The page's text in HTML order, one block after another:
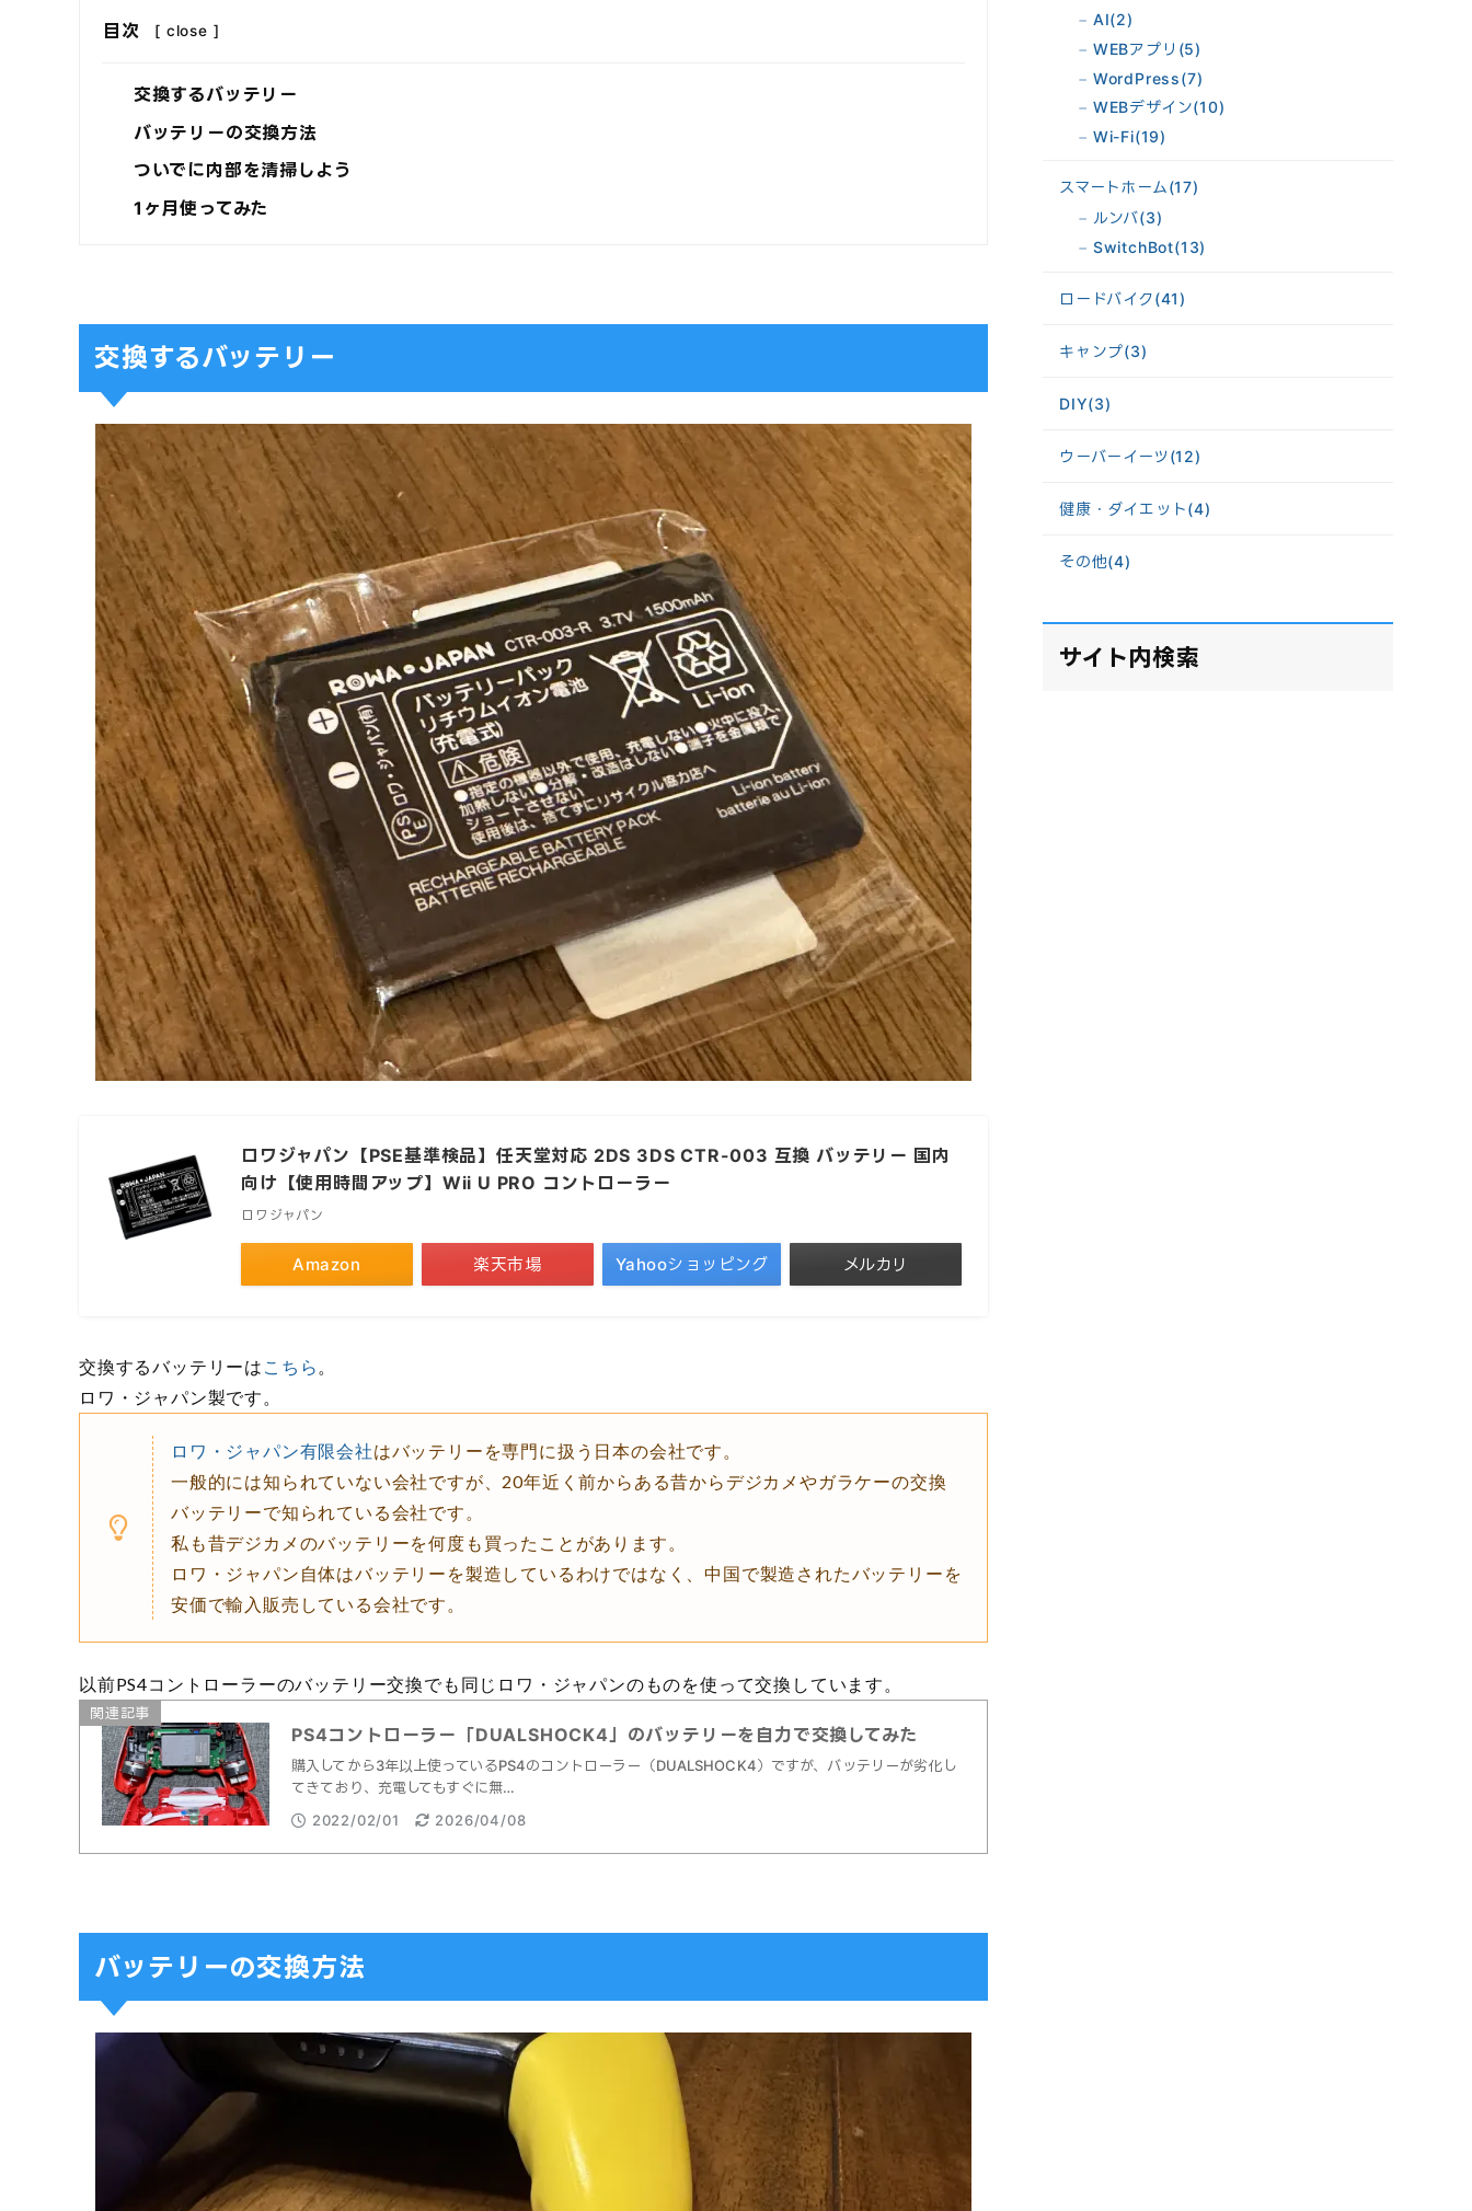
目次 [ close ]
交換するバッテリー
バッテリーの交換方法
ついでに内部を清掃しよう
1ヶ月使ってみた
交換するバッテリー
ロワジャパン【PSE基準検品】任天堂対応 2DS 3DS CTR-003 互換 バッテリー 国内
向け【使用時間アップ】Wii U PRO コントローラー
ロワジャパン
Amazon 楽天市場 Yahooショッピング メルカリ
交換するバッテリーは こちら
ロワ・ジャパン製です。
ロワ・ジャパン有限会社はバッテリーを専門に扱う日本の会社です。
一般的には知られていない会社ですが、20年近く前からある昔からデジカメやガラケーの交換
バッテリーで知られている会社です。
私も昔デジカメのバッテリーを何度も買ったことがあります。
ロワ・ジャパン自体はバッテリーを製造しているわけではなく、中国で製造されたバッテリーを
安価で輸入販売している会社です。
以前PS4コントローラーのバッテリー交換でも同じロワ・ジャパンのものを使って交換しています。
関連記事
PS4コントローラー「DUALSHOCK4」のバッテリーを自力で交換してみた
購入してから3年以上使っているPS4のコントローラー（DUALSHOCK4）ですが、バッテリーが劣化し
てきており、充電してもすぐに無…
2022/02/01
2026/04/08
バッテリーの交換方法
AI(2)
WEBアプリ (5)
WordPress(7)
WEBデザイン(10)
Wi-Fi(19)
スマートホーム(17)
ルンバ(3)
SwitchBot(13)
ロードバイク(41)
キャンプ(3)
DIY(3)
ウーバーイーツ(12)
健康・ダイエット(4)
その他(4)
サイト内検索